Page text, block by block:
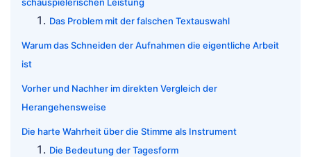
schauspielerischen Leistung
Das Problem mit der falschen Textauswahl
Warum das Schneiden der Aufnahmen die eigentliche Arbeit
ist
Vorher und Nachher im direkten Vergleich der
Herangehensweise
Die harte Wahrheit über die Stimme als Instrument
Die Bedeutung der Tagesform